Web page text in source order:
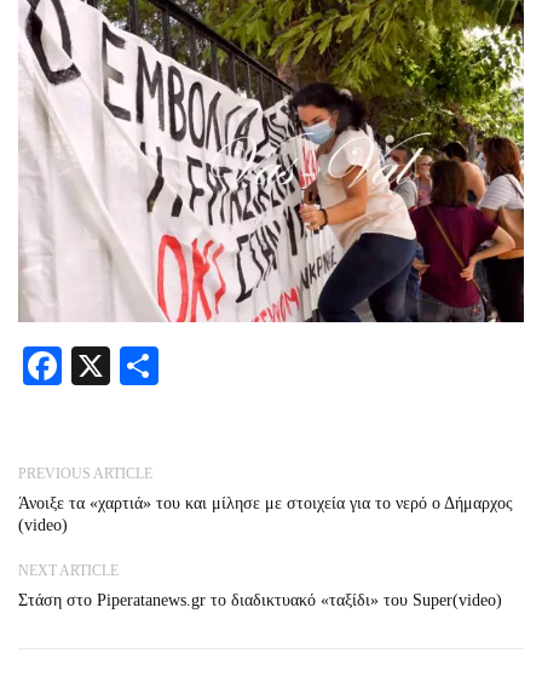
Facebook
X
PREVIOUS ARTICLE
Άνοιξε τα «χαρτιά» του και μίλησε με στοιχεία για το νερό ο Δήμαρχος
(video)
NEXT ARTICLE
Στάση στο Piperatanews.gr το διαδικτυακό «ταξίδι» του Super(video)